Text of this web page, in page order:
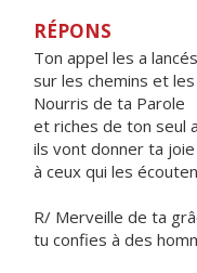
RÉPONS
Ton appel les a
sur les chemins et
Nourris de ta Parole
et riches de ton seul
ils vont donner ta joie
à ceux qui les
R/ Merveille de ta
tu confies à des